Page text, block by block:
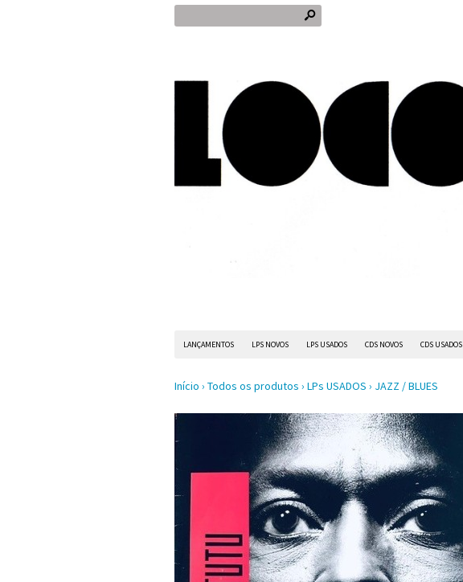
s
LANÇAMENTOS LPS NOVOS LPS USADOS CDS NOVOS CDS USADOS
Início › Todos os produtos › LPs USADOS › JAZZ / BLUES